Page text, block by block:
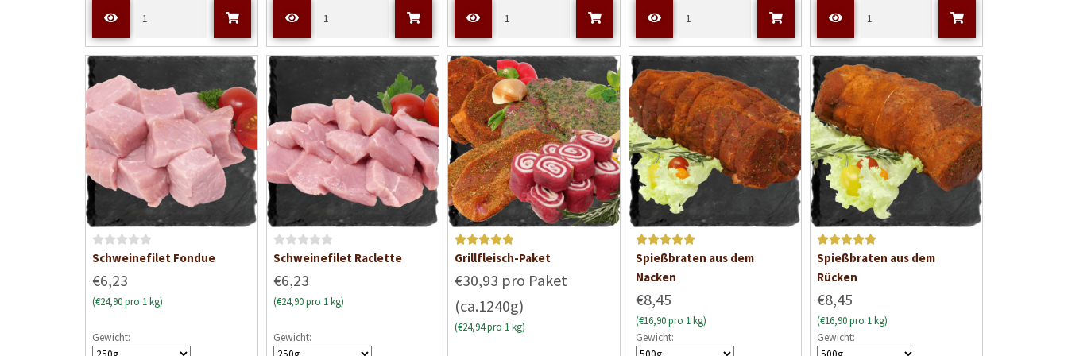
i
t
0
o
n
5
i
t
0
n
5
i
t
0
v
o
n
5
i
t
0
v
o
n
5
i
t
0
v
o
n
5
B
w
e
t
Schweinefilet Fondue
€6,23
(€24,90 pro 1 kg)
Gewicht:
B
w
e
t
Schweinefilet Raclette
€6,23
(€24,90 pro 1 kg)
Gewicht:
Bewertet mit
Grillfleisch-Paket
€30,93 pro Paket
(ca.1240g)
(€24,94 pro 1 kg)
Bewertet mit
5von 5
Spießbraten aus dem
Nacken
€8,45
(€16,90 pro 1 kg)
Gewicht:
Bewertet mit
5von 5
Spießbraten aus dem
Rücken
€8,45
(€16,90 pro 1 kg)
Gewicht: